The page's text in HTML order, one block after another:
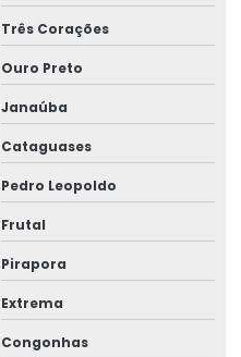
Três Corações
Ouro Preto
Janaúba
Cataguases
Pedro Leopoldo
Frutal
Pirapora
Extrema
Congonhas